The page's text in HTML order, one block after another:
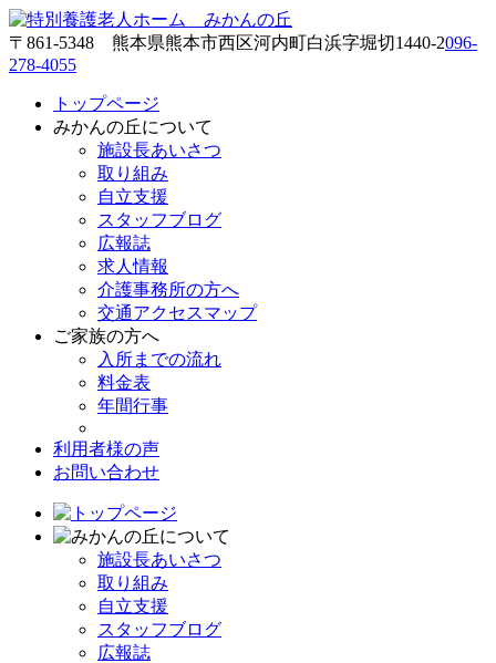
〒861-5348 熊本県熊本市西区河内町白浜字堀切1440-2096-
278-4055
トップページ
みかんの丘について
施設長あいさつ
取り組み
自立支援
スタッフブログ
広報誌
求人情報
介護事務所の方へ
交通アクセスマップ
ご家族の方へ
入所までの流れ
料金表
年間行事
利用者様の声
お問い合わせ
施設長あいさつ
取り組み
自立支援
スタッフブログ
広報誌